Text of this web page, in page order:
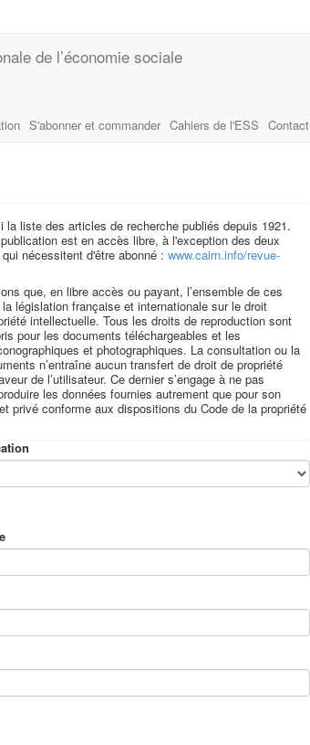
de l’économie sociale
S'abonner et commander Cahiers de l'ESS Contact
la liste des articles de recherche publiés depuis 1921.
est en accès libre, à l'exception des deux
nécessitent d'être abonné : www.cairn.info/revue-
que, en libre accès ou payant, l’ensemble de ces
législation française et internationale sur le droit
intellectuelle. Tous les droits de reproduction sont
pour les documents téléchargeables et les
et photographiques. La consultation ou la
n’entraîne aucun transfert de droit de propriété
de l’utilisateur. Ce dernier s’engage à ne pas
les données fournies autrement que pour son
privé conforme aux dispositions du Code de la propriété